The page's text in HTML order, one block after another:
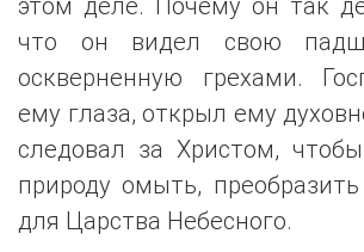
что он видел свою
оскверненную грехами.
ему глаза, открыл ему
следовал за Христом,
природу омыть,
для Царства Небесного.